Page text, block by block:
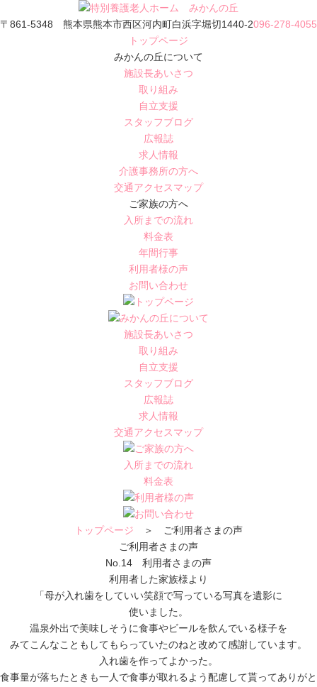
〒861-5348 熊本県熊本市西区河内町白浜字堀切1440-2096-278-4055
トップページ
みかんの丘について
施設長あいさつ
取り組み
自立支援
スタッフブログ
広報誌
求人情報
介護事務所の方へ
交通アクセスマップ
ご家族の方へ
入所までの流れ
料金表
年間行事
利用者様の声
お問い合わせ
施設長あいさつ
取り組み
自立支援
スタッフブログ
広報誌
求人情報
交通アクセスマップ
入所までの流れ
料金表
トップページ ＞ ご利用者さまの声
ご利用者さまの声
No.14 利用者さまの声
利用者した家族様より
「母が入れ歯をしていい笑顔で写っている写真を遺影に
使いました。
温泉外出で美味しそうに食事やビールを飲んでいる様子を
みてこんなこともしてもらっていたのねと改めて感謝しています。
入れ歯を作ってよかった。
食事量が落ちたときも一人で食事が取れるよう配慮して貰ってありがと